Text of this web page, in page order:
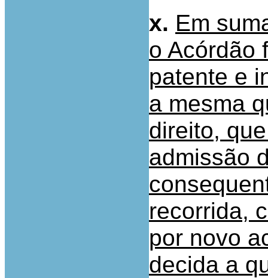
x. Em
o Acórdão
patente e
a mesma
direito,
admissão
recorrida,
por novo
decida a